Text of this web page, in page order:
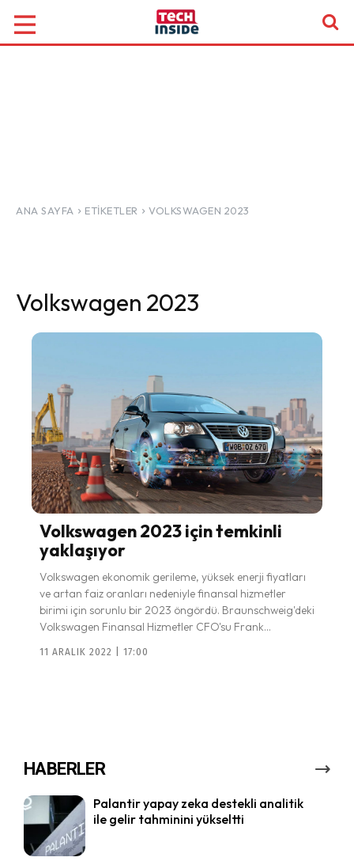
ANA SAYFA ETIKETLER VOLKSWAGEN 2023
Volkswagen 2023
Volkswagen 2023 için temkinli
yaklaşıyor
Volkswagen ekonomik gerileme, yüksek enerji fiyatları
ve artan faiz oranları nedeniyle finansal hizmetler
birimi için sorunlu bir 2023 öngördü. Braunschweig'deki
Volkswagen Finansal Hizmetler CFO'su Frank...
11 ARALIK 2022 | 17:00
HABERLER
Palantir yapay zeka destekli analitik
ile gelir tahminini yükseltti